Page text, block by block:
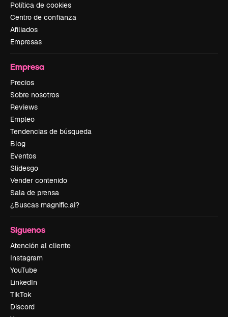
Política de cookies
Centro de confianza
Afiliados
Empresas
Empresa
Precios
Sobre nosotros
Reviews
Empleo
Tendencias de búsqueda
Blog
Eventos
Slidesgo
Vender contenido
Sala de prensa
¿Buscas magnific.ai?
Síguenos
Atención al cliente
Instagram
YouTube
LinkedIn
TikTok
Discord